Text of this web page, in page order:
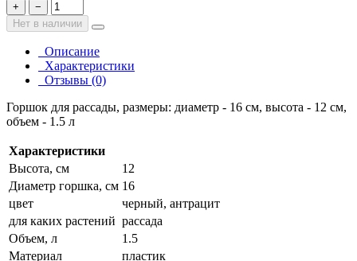
+
−
Нет в наличии
Описание
Характеристики
Отзывы (0)
Горшок для рассады, размеры: диаметр - 16 см, высота - 12 см,
объем - 1.5 л
Характеристики
Высота, см
12
Диаметр горшка, см 16
цвет
черный, антрацит
для каких растений рассада
Объем, л
1.5
Материал
пластик